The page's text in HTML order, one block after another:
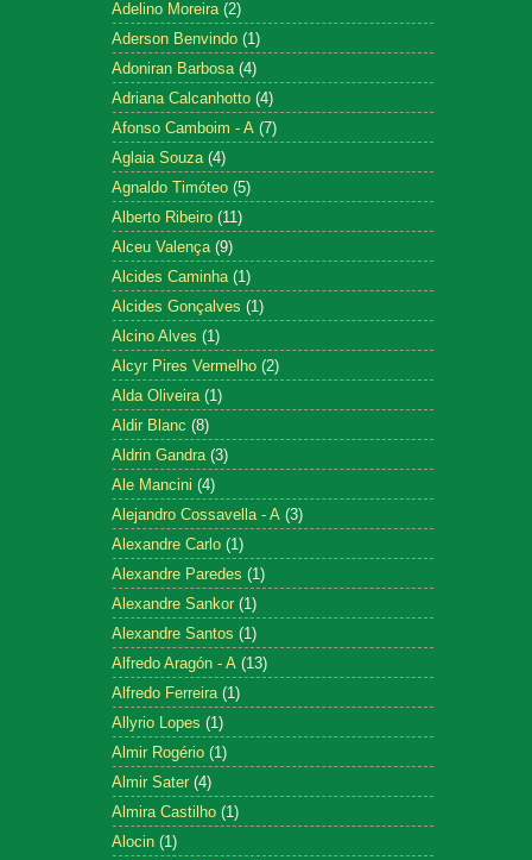
Adelino Moreira (2)
Aderson Benvindo (1)
Adoniran Barbosa (4)
Adriana Calcanhotto (4)
Afonso Camboim - A (7)
Aglaia Souza (4)
Agnaldo Timóteo (5)
Alberto Ribeiro (11)
Alceu Valença (9)
Alcides Caminha (1)
Alcides Gonçalves (1)
Alcino Alves (1)
Alcyr Pires Vermelho (2)
Alda Oliveira (1)
Aldir Blanc (8)
Aldrin Gandra (3)
Ale Mancini (4)
Alejandro Cossavella - A (3)
Alexandre Carlo (1)
Alexandre Paredes (1)
Alexandre Sankor (1)
Alexandre Santos (1)
Alfredo Aragón - A (13)
Alfredo Ferreira (1)
Allyrio Lopes (1)
Almir Rogério (1)
Almir Sater (4)
Almira Castilho (1)
Alocin (1)